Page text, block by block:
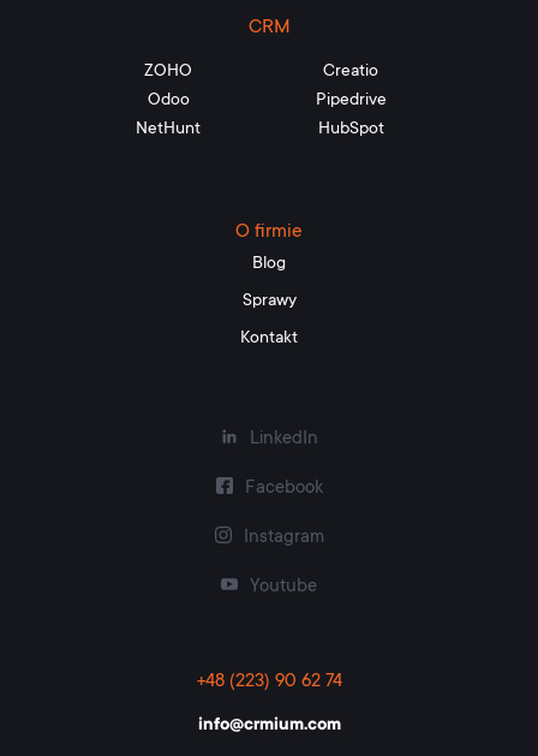
CRM
ZOHO
Creatio
Odoo
Pipedrive
NetHunt
HubSpot
O firmie
Blog
Sprawy
Kontakt
LinkedIn
Facebook
Instagram
Youtube
+48 (223) 90 62 74
info@crmium.com